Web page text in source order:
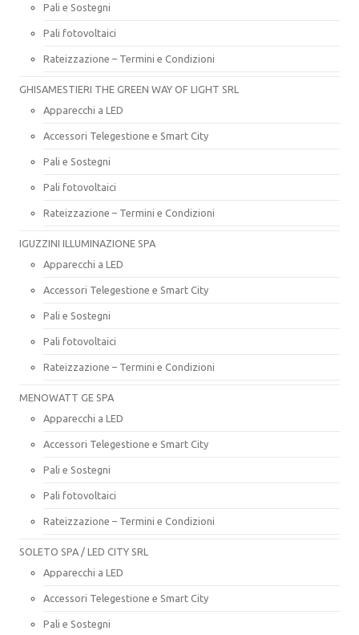
Pali e Sostegni
Pali fotovoltaici
Rateizzazione – Termini e Condizioni
GHISAMESTIERI THE GREEN WAY OF LIGHT SRL
Apparecchi a LED
Accessori Telegestione e Smart City
Pali e Sostegni
Pali fotovoltaici
Rateizzazione – Termini e Condizioni
IGUZZINI ILLUMINAZIONE SPA
Apparecchi a LED
Accessori Telegestione e Smart City
Pali e Sostegni
Pali fotovoltaici
Rateizzazione – Termini e Condizioni
MENOWATT GE SPA
Apparecchi a LED
Accessori Telegestione e Smart City
Pali e Sostegni
Pali fotovoltaici
Rateizzazione – Termini e Condizioni
SOLETO SPA / LED CITY SRL
Apparecchi a LED
Accessori Telegestione e Smart City
Pali e Sostegni